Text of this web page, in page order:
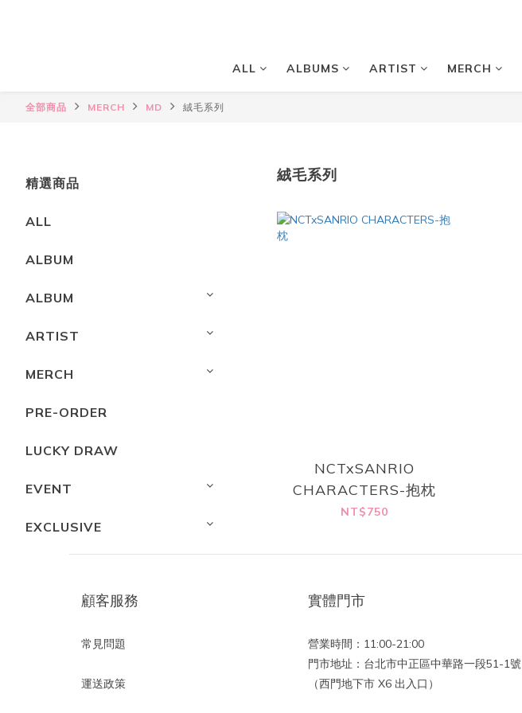
ALL ALBUMS ARTIST MERCH
全部商品 MERCH MD 絨毛系列
精選商品
ALL
ALBUM
ALBUM
ARTIST
MERCH
PRE-ORDER
LUCKY DRAW
EVENT
EXCLUSIVE
絨毛系列
NCTxSANRIO
CHARACTERS-抱枕
NT$750
顧客服務
常見問題
運送政策
實體門市
營業時間：11:00-21:00
門市地址：台北市中正區中華路一段51-1號
（西門地下市 X6 出入口）